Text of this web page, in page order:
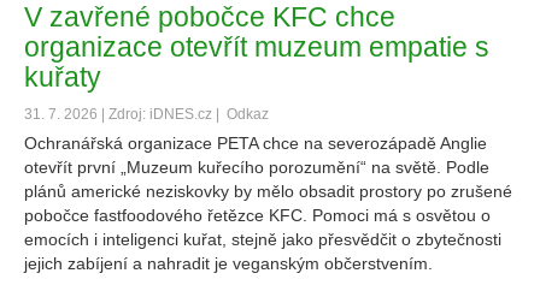
V zavřené pobočce KFC chce
organizace otevřít muzeum empatie s
kuřaty
31. 7. 2026 | Zdroj: iDNES.cz | Odkaz
Ochranářská organizace PETA chce na severozápadě Anglie
otevřít první „Muzeum kuřecího porozumění“ na světě. Podle
plánů americké neziskovky by mělo obsadit prostory po zrušené
pobočce fastfoodového řetězce KFC. Pomoci má s osvětou o
emocích i inteligenci kuřat, stejně jako přesvědčit o zbytečnosti
jejich zabíjení a nahradit je veganským občerstvením.